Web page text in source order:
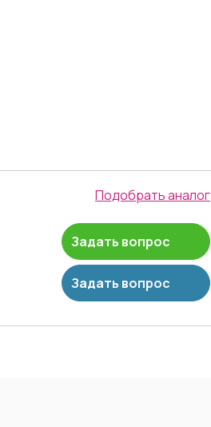
Подобрать аналог
Задать вопрос
Задать вопрос